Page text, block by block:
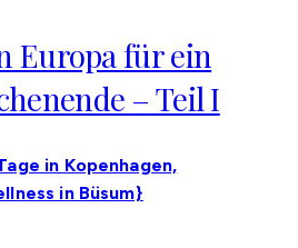
Europa für ein
– Teil I